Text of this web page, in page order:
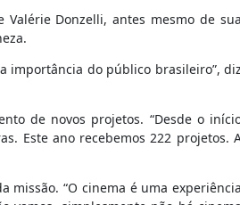
Valérie Donzelli, antes mesmo de sua
importância do público brasileiro”, diz
de novos projetos. “Desde o
Este ano recebemos 222 projetos.
missão. “O cinema é uma experiência